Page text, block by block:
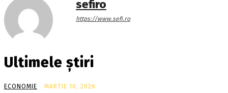
sefiro
https://www.sefi.ro
Ultimele știri
ECONOMIE MARTIE 10, 2026